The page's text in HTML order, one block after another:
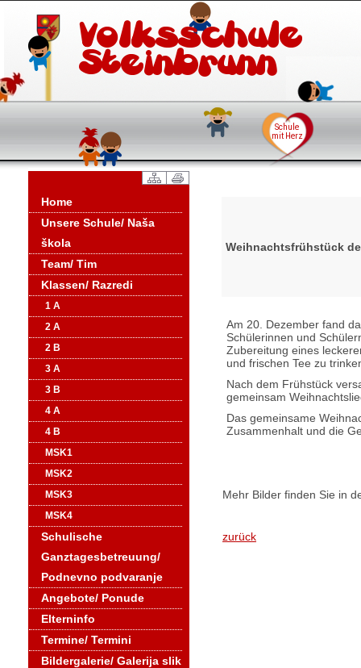
Home
Unsere Schule/ Naša
škola
Team/ Tim
Klassen/ Razredi
1 A
2 A
2 B
3 A
3 B
4 A
4 B
MSK1
MSK2
MSK3
MSK4
Schulische
Ganztagesbetreuung/
Podnevno podvaranje
Angebote/ Ponude
Elterninfo
Termine/ Termini
Bildergalerie/ Galerija slik
Weihnachtsfrühstück
Am 20. Dezember fand
Schülerinnen und
Zubereitung eines
und frischen Tee zu
Nach dem Frühstück
gemeinsam
Das gemeinsame
Zusammenhalt und die
Mehr Bilder finden Sie in
zurück